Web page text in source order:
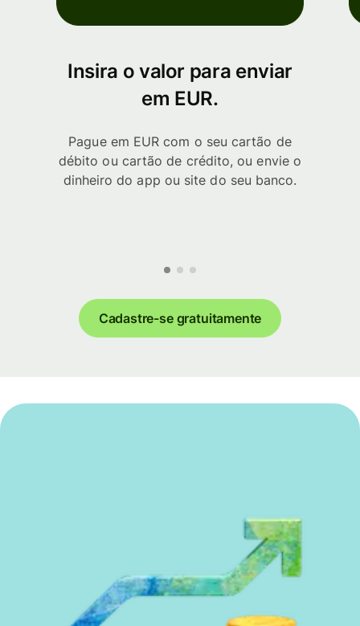
Insira o valor para enviar
em EUR.
Pague em EUR com o seu cartão de
débito ou cartão de crédito, ou envie o
dinheiro do app ou site do seu banco.
Cadastre-se gratuitamente